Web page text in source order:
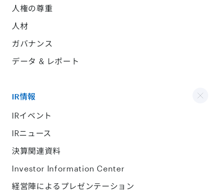
人権の尊重
人材
ガバナンス
データ & レポート
IR情報
IRイベント
IRニュース
決算関連資料
Investor Information Center
経営陣によるプレゼンテーション